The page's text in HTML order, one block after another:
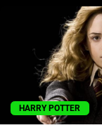
HARRY POTTER